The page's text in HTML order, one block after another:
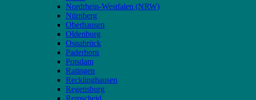
Nordrhein-Westfalen (NRW)
Nürnberg
Oberhausen
Oldenburg
Osnabrück
Paderborn
Potsdam
Ratingen
Recklinghausen
Regensburg